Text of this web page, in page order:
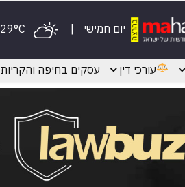
יום חמישי
עורכי דין עסקים בחיפה והקריות